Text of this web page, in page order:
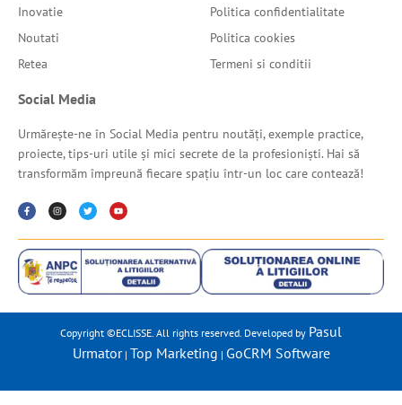
Inovatie
Noutati
Retea
Politica confidentialitate
Politica cookies
Termeni si conditii
Social Media
Urmărește-ne în Social Media pentru noutăți, exemple practice,
proiecte, tips-uri utile și mici secrete de la profesioniști. Hai să
transformăm împreună fiecare spațiu într-un loc care contează!
Copyright ©ECLISSE. All rights reserved. Developed by Pasul
Urmator| Top Marketing | GoCRM Software